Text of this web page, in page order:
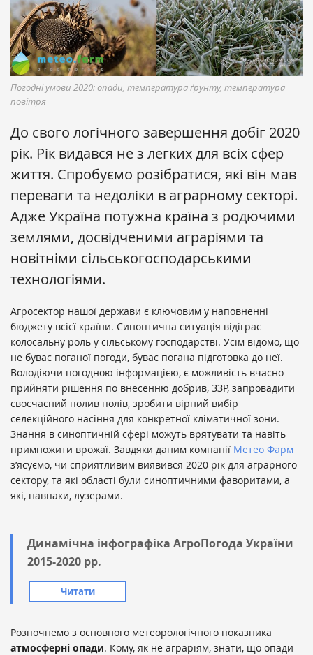
Погодні умови 2020: опади, температура ґрунту, температура
повітря
До свого логічного завершення добіг 2020
рік. Рік видався не з легких для всіх сфер
життя. Спробуємо розібратися, які він мав
переваги та недоліки в аграрному секторі.
Адже Україна потужна країна з родючими
землями, досвідченими аграріями та
новітніми сільськогосподарськими
технологіями.
Агросектор нашої держави є ключовим у наповненні
бюджету всієї країни. Синоптична ситуація відіграє
колосальну роль у сільському господарстві. Усім відомо, що
не буває поганої погоди, буває погана підготовка до неї.
Володіючи погодною інформацією, є можливість вчасно
прийняти рішення по внесенню добрив, ЗЗР, запровадити
своєчасний полив полів, зробити вірний вибір
селекційного насіння для конкретної кліматичної зони.
Знання в синоптичній сфері можуть врятувати та навіть
примножити врожаї. Завдяки даним компанії Метео Фарм
з’ясуємо, чи сприятливим виявився 2020 рік для аграрного
сектору, та які області були синоптичними фаворитами, а
які, навпаки, лузерами.
Динамічна інфографіка АгроПогода України
2015-2020 рр.
Читати
Розпочнемо з основного метеорологічного показника
атмосферні опади. Кому, як не аграріям, знати, що опади